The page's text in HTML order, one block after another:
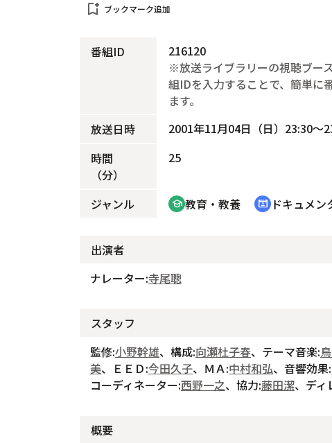
bookmark_add ブックマーク追加
番組ID
216120
※放送ライブラリーの視聴ブー
組IDを入力することで、簡単に
ます。
放送日時
2001年11月04日（日）23:30～
時間
（分）
25
ジャンル school 教育・教養 cinematic_blur ドキュメン
出演者
ナレーター:寺尾聰
スタッフ
監修:小野幹雄、構成:向瀬杜子春、テーマ音楽:
美、ＥＥＤ:今田久子、ＭＡ:中村和弘、音響効果:
コーディネーター:西野一之、協力:藤田潔、ディ
概要